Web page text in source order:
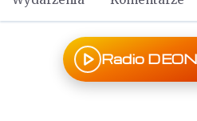
Radio